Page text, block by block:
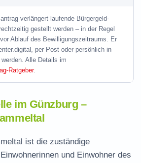
verlängert laufende Bürgergeld-
gestellt werden – in der Regel
Ablauf des Bewilligungszeitraums. Er
per Post oder persönlich in
Alle Details im
Ratgeber.
im Günzburg –
ist die zuständige
und Einwohner des